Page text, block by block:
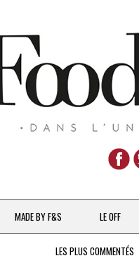
MADE BY F&S
CHEFS & ACTUALITÉS
LE OFF
LES PLUS COMMENTÉS